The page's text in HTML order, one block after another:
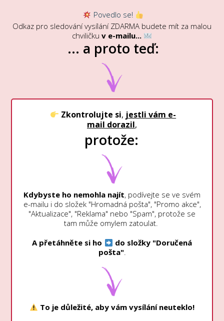
Povedlo se!
Odkaz pro sledování vysílání ZDARMA budete mít za malou
chviličku v e-mailu...
... a proto teď:
Zkontrolujte si, jestli vám e-
mail dorazil,
protože:
Kdybyste ho nemohla najít, podívejte se ve svém
e-mailu i do složek "Hromadná pošta", "Promo akce",
"Aktualizace", "Reklama" nebo "Spam", protože se
tam může omylem zatoulat.
A přetáhněte si ho
do složky "Doručená
pošta".
To je důležité, aby vám vysílání neuteklo!